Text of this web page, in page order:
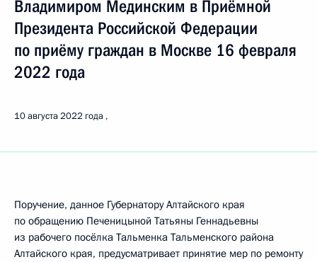
Владимиром Мединским в Приёмной
Президента Российской Федерации
по приёму граждан в Москве 16 февраля
2022 года
10 августа 2022 года
Поручение, данное Губернатору Алтайского края
по обращению Печеницыной Татьяны Геннадьевны
из рабочего посёлка Тальменка Тальменского района
Алтайского края, предусматривает принятие мер по ремонту